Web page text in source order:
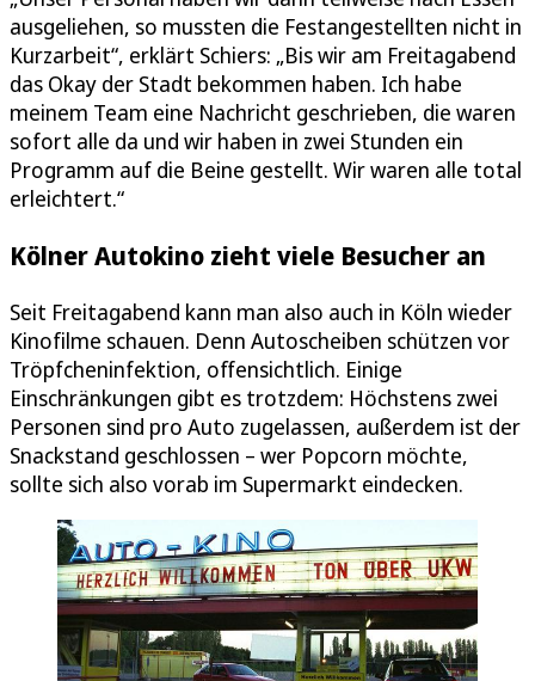
ausgeliehen, so mussten die Festangestellten nicht in
Kurzarbeit“, erklärt Schiers: „Bis wir am Freitagabend
das Okay der Stadt bekommen haben. Ich habe
meinem Team eine Nachricht geschrieben, die waren
sofort alle da und wir haben in zwei Stunden ein
Programm auf die Beine gestellt. Wir waren alle total
erleichtert.“
Kölner Autokino zieht viele Besucher an
Seit Freitagabend kann man also auch in Köln wieder
Kinofilme schauen. Denn Autoscheiben schützen vor
Tröpfcheninfektion, offensichtlich. Einige
Einschränkungen gibt es trotzdem: Höchstens zwei
Personen sind pro Auto zugelassen, außerdem ist der
Snackstand geschlossen – wer Popcorn möchte,
sollte sich also vorab im Supermarkt eindecken.